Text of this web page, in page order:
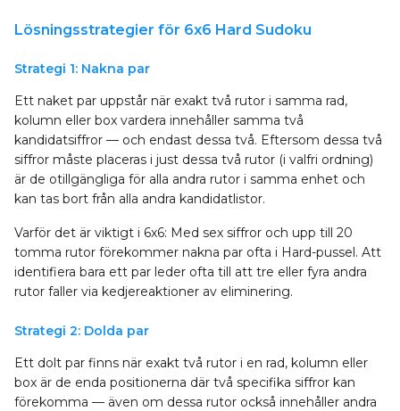
Lösningsstrategier för 6x6 Hard Sudoku
Strategi 1: Nakna par
Ett naket par uppstår när exakt två rutor i samma rad,
kolumn eller box vardera innehåller samma två
kandidatsiffror — och endast dessa två. Eftersom dessa två
siffror måste placeras i just dessa två rutor (i valfri ordning)
är de otillgängliga för alla andra rutor i samma enhet och
kan tas bort från alla andra kandidatlistor.
Varför det är viktigt i 6x6: Med sex siffror och upp till 20
tomma rutor förekommer nakna par ofta i Hard-pussel. Att
identifiera bara ett par leder ofta till att tre eller fyra andra
rutor faller via kedjereaktioner av eliminering.
Strategi 2: Dolda par
Ett dolt par finns när exakt två rutor i en rad, kolumn eller
box är de enda positionerna där två specifika siffror kan
förekomma — även om dessa rutor också innehåller andra